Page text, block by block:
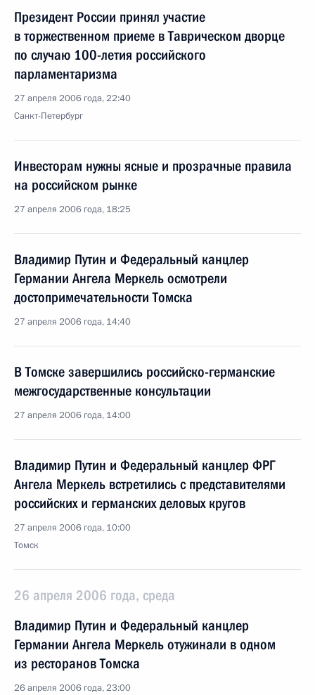
Президент России принял участие
в торжественном приеме в Таврическом дворце
по случаю 100-летия российского
парламентаризма
27 апреля 2006 года, 22:40
Санкт-Петербург
Инвесторам нужны ясные и прозрачные правила
на российском рынке
27 апреля 2006 года, 18:25
Владимир Путин и Федеральный канцлер
Германии Ангела Меркель осмотрели
достопримечательности Томска
27 апреля 2006 года, 14:40
В Томске завершились российско-германские
межгосударственные консультации
27 апреля 2006 года, 14:00
Владимир Путин и Федеральный канцлер ФРГ
Ангела Меркель встретились с представителями
российских и германских деловых кругов
27 апреля 2006 года, 10:00
Томск
26 апреля 2006 года, среда
Владимир Путин и Федеральный канцлер
Германии Ангела Меркель отужинали в одном
из ресторанов Томска
26 апреля 2006 года, 23:00